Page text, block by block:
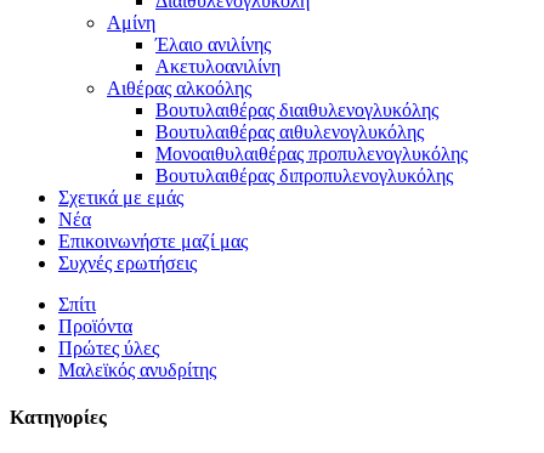
Αμίνη
Έλαιο ανιλίνης
Ακετυλοανιλίνη
Αιθέρας αλκοόλης
Βουτυλαιθέρας διαιθυλενογλυκόλης
Βουτυλαιθέρας αιθυλενογλυκόλης
Μονοαιθυλαιθέρας προπυλενογλυκόλης
Βουτυλαιθέρας διπροπυλενογλυκόλης
Σχετικά με εμάς
Νέα
Επικοινωνήστε μαζί μας
Συχνές ερωτήσεις
Σπίτι
Προϊόντα
Πρώτες ύλες
Μαλεϊκός ανυδρίτης
Κατηγορίες